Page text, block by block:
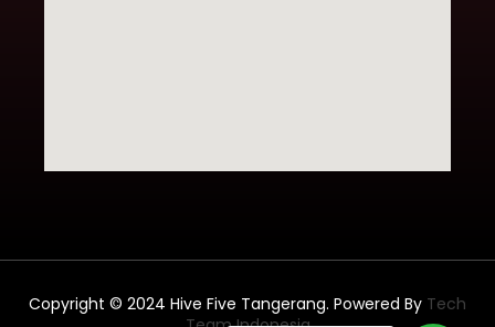
Copyright © 2024 Hive Five Tangerang. Powered By Tech